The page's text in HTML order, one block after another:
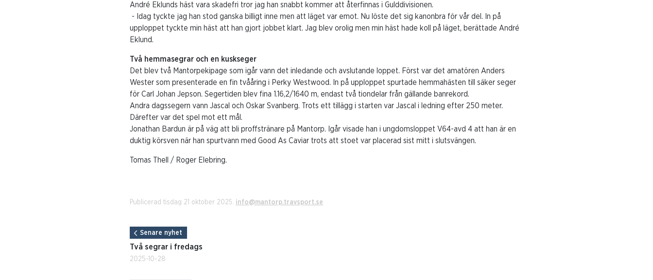
André Eklunds häst vara skadefri tror jag han snabbt kommer att återfinnas i Gulddivisionen.
- Idag tyckte jag han stod ganska billigt inne men att läget var emot. Nu löste det sig kanonbra för vår del. In på
upploppet tyckte min häst att han gjort jobbet klart. Jag blev orolig men min häst hade koll på läget, berättade André
Eklund.
Två hemmasegrar och en kuskseger
Det blev två Mantorpekipage som igår vann det inledande och avslutande loppet. Först var det amatören Anders
Wester som presenterade en fin tvååring i Perky Westwood. In på upploppet spurtade hemmahästen till säker seger
för Carl Johan Jepson. Segertiden blev fina 1.16,2/1640 m, endast två tiondelar från gällande banrekord.
Andra dagssegern vann Jascal och Oskar Svanberg. Trots ett tillägg i starten var Jascal i ledning efter 250 meter.
Därefter var det spel mot ett mål.
Jonathan Bardun är på väg att bli proffstränare på Mantorp. Igår visade han i ungdomsloppet V64-avd 4 att han är en
duktig körsven när han spurtvann med Good As Caviar trots att stoet var placerad sist mitt i slutsvängen.
Tomas Thell / Roger Elebring.
Publicerad tisdag 21 oktober 2025. info@mantorp.travsport.se
Senare nyhet
Två segrar i fredags
2025-10-28